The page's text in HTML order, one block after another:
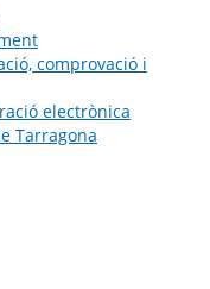
comprovació i
electrònica
Tarragona